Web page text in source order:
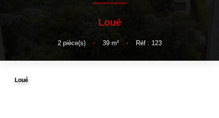
GESTION
Loué
2pièce(s) • 39m² • Réf : 123
Loué